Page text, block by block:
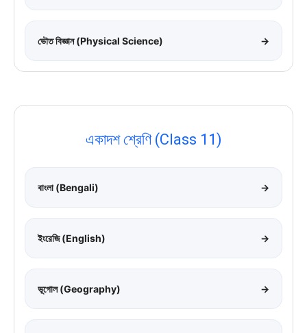
ভৌত বিজ্ঞান (Physical Science) →
একাদশ শ্রেণি (Class 11)
বাংলা (Bengali) →
ইংরেজি (English) →
ভূগোল (Geography) →